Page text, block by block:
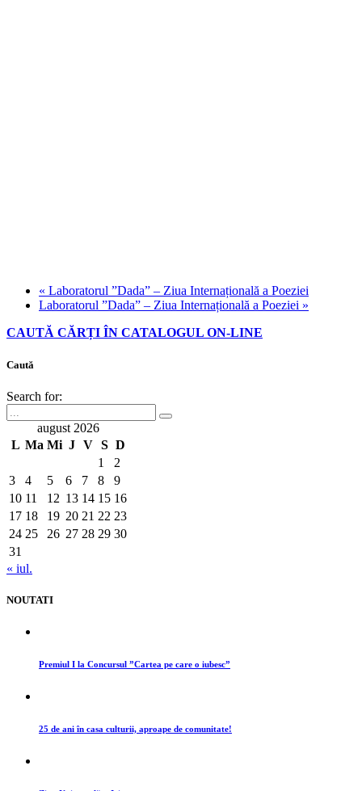
« Laboratorul ”Dada” – Ziua Internațională a Poeziei
Laboratorul ”Dada” – Ziua Internațională a Poeziei »
CAUTĂ CĂRȚI ÎN CATALOGUL ON-LINE
Caută
Search for:
august 2026
L Ma Mi J V S D
1
2
3
4 5 6 7 8
9
10 11 12 13 14 15 16
17 18 19 20 21 22 23
24 25 26 27 28 29 30
31
« iul.
NOUTATI
Premiul I la Concursul ”Cartea pe care o iubesc”
25 de ani în casa culturii, aproape de comunitate!